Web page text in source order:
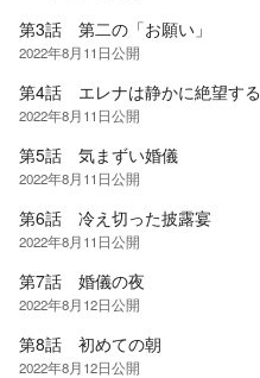
第3話 第二の「お願い」
2022年8月11日公開
第4話 エレナは静かに絶望する
2022年8月11日公開
第5話 気まずい婚儀
2022年8月11日公開
第6話 冷え切った披露宴
2022年8月11日公開
第7話 婚儀の夜
2022年8月12日公開
第8話 初めての朝
2022年8月12日公開